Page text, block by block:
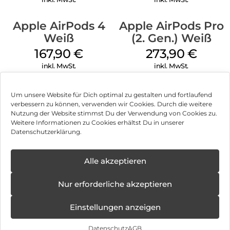
Um unsere Website für Dich optimal zu gestalten und fortlaufend
verbessern zu können, verwenden wir Cookies. Durch die weitere
Nutzung der Website stimmst Du der Verwendung von Cookies zu.
Weitere Informationen zu Cookies erhältst Du in unserer
Datenschutzerklärung.
Alle akzeptieren
Nur erforderliche akzeptieren
Einstellungen anzeigen
DatenschutzAGB
Zwei Mikrofone arbeiten zusammen mit unserer KI-
gestützten Clear Voice Technology. So sind die Ear (open) für
jede Gesprächssituation gerüstet und deine Stimme kommt
immer laut und deutlich rüber.
Sound Seal System:
hinteren Akustiköffnungen Gegenschallwellen erzeugt, die
sich mit den Wellen der vorderen Akustiköffnungen
überlagern. Dadurch heben sich
die Schallwellen gegenseitig auf, was präzisen und privaten
Sound von den Ear (open) direkt ins Ohr sicherstellt.
30 Stunden Wiedergabe/24 Stunden Gesprächszeit
10 Minuten Ladezeit für 2 Stunden Wiedergabe
Überallhin mitnehmen:
Ultrakompakt:
Praktisch und portabel – nur 19 mm dünn. Perfekt für
Taschen, Beutel oder in der Hand.
Apple AirPods 4
Weiß
167,90€
inkl. MwSt.
Apple AirPods Pro
(2. Gen.) Weiß
273,90 €
inkl. MwSt.
Impressum
Hinweis zur Batterieentsorgung
Newsletter